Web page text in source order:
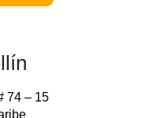
74 – 15